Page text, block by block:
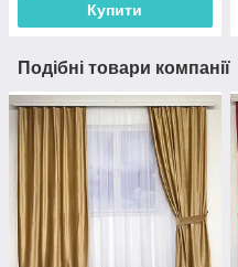
Купити
Подібні товари компанії